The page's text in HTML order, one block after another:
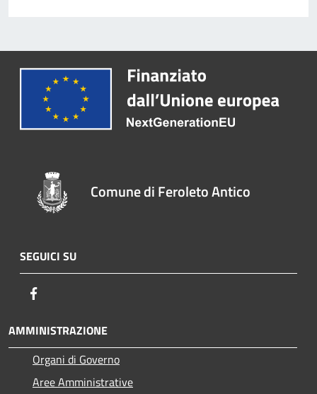
Comune di Feroleto Antico
SEGUICI SU
AMMINISTRAZIONE
Organi di Governo
Aree Amministrative